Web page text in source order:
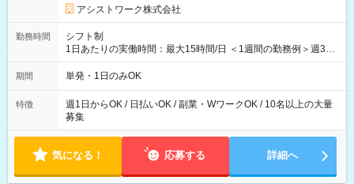
アシストワーク株式会社
勤務時間
シフト制
1日あたりの実働時間：最大15時間/日 ＜1週間の勤務例＞週3回
勤務 勤務：月・水・金 休み：火・木・土・日 好きな時にお仕事
可能です！ ※1日あたりの最大実働時間は日勤、夜勤共に勤務し
期間 単発・1日のみOK
特徴
週1日からOK / 日払いOK / 副業・WワークOK / 10名以上の大量
募集
気になる！ 応募する 詳細へ